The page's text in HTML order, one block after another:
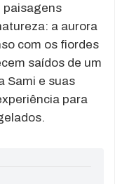
paisagens
a aurora
com os fiordes
saídos de um
Sami e suas
para